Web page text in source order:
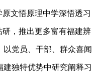
文悟原理中学深悟透习
，推出更多富有福建辨
党员、干部、群众喜闻
独特优势中研究阐释习